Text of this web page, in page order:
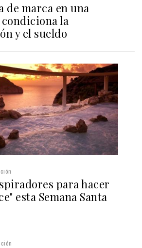
de marca en una
la
y el sueldo
para hacer
esta Semana Santa